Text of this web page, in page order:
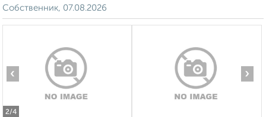
Собственник, 07.08.2026
2/4
‹ ›